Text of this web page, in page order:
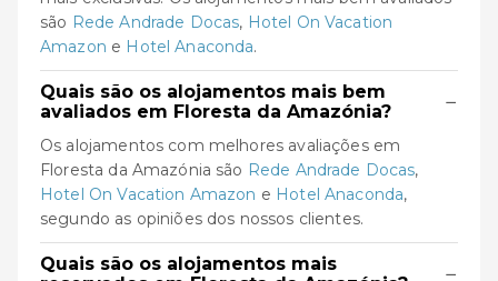
são Rede Andrade Docas, Hotel On Vacation
Amazon e Hotel Anaconda.
Quais são os alojamentos mais bem
avaliados em Floresta da Amazónia?
−
Os alojamentos com melhores avaliações em
Floresta da Amazónia são Rede Andrade Docas,
Hotel On Vacation Amazon e Hotel Anaconda,
segundo as opiniões dos nossos clientes.
Quais são os alojamentos mais
−